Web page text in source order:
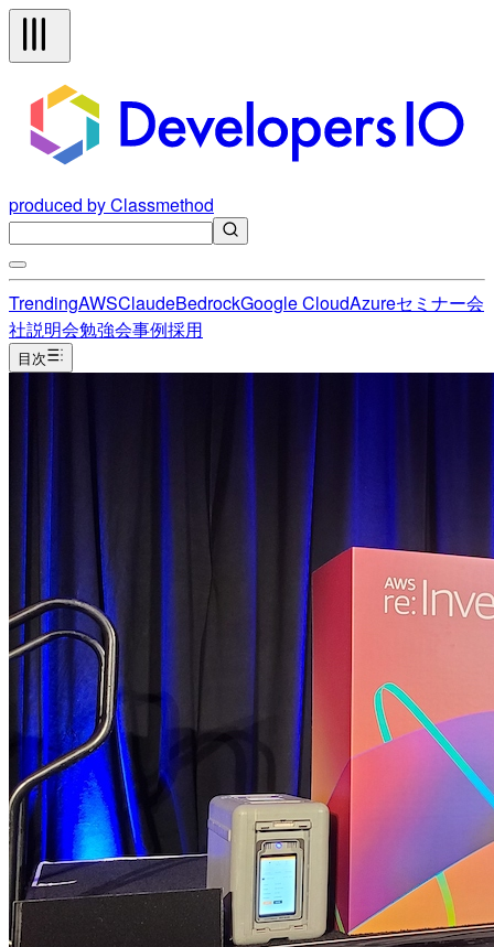
produced by Classmethod
TrendingAWSClaudeBedrockGoogle CloudAzureセミナー会
社説明会勉強会事例採用
目次